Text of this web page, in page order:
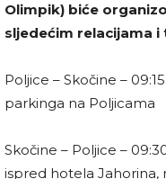
Olimpik) biće
sljedećim relacijama i
Poljice – Skočine –
parkinga na Poljicama
Skočine – Poljice –
ispred hotela Jahorina,